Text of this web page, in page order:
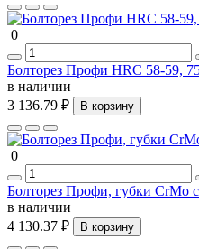
0
Болторез Профи HRC 58-59,
в наличии
3 136.79 ₽
В корзину
0
Болторез Профи, губки CrMo
в наличии
4 130.37 ₽
В корзину